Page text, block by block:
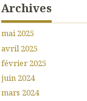
Archives
mai 2025
avril 2025
février 2025
juin 2024
mars 2024